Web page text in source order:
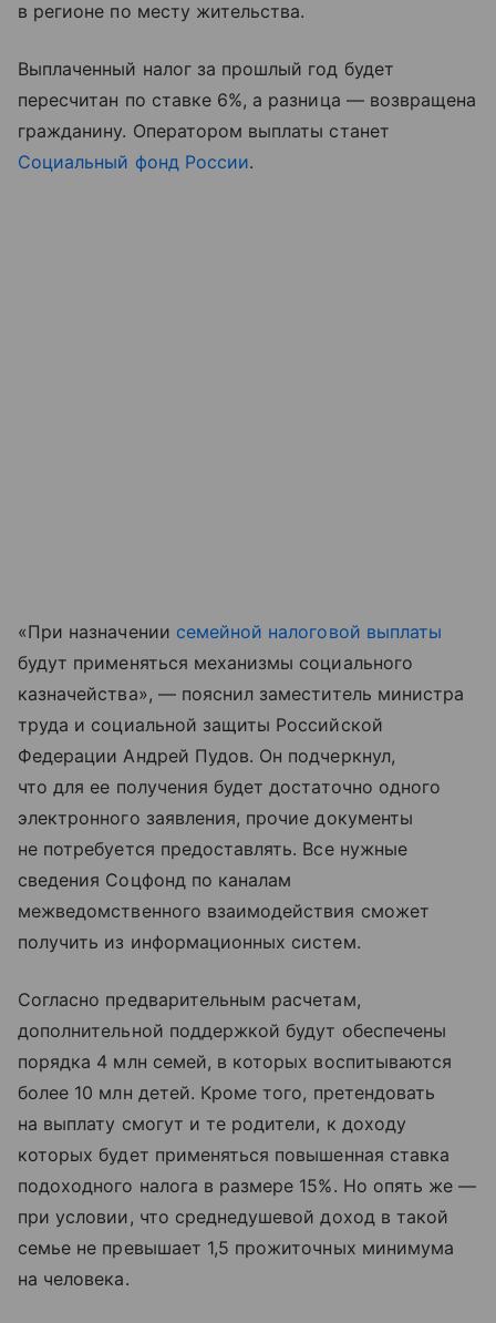
в регионе по месту жительства.
Выплаченный налог за прошлый год будет
пересчитан по ставке 6%, а разница — возвращена
гражданину. Оператором выплаты станет
Социальный фонд России.
«При назначении семейной налоговой выплаты
будут применяться механизмы социального
казначейства», — пояснил заместитель министра
труда и социальной защиты Российской
Федерации Андрей Пудов. Он подчеркнул,
что для ее получения будет достаточно одного
электронного заявления, прочие документы
не потребуется предоставлять. Все нужные
сведения Соцфонд по каналам
межведомственного взаимодействия сможет
получить из информационных систем.
Согласно предварительным расчетам,
дополнительной поддержкой будут обеспечены
порядка 4 млн семей, в которых воспитываются
более 10 млн детей. Кроме того, претендовать
на выплату смогут и те родители, к доходу
которых будет применяться повышенная ставка
подоходного налога в размере 15%. Но опять же —
при условии, что среднедушевой доход в такой
семье не превышает 1,5 прожиточных минимума
на человека.